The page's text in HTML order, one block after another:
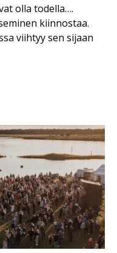
olla todella….
kiinnostaa.
viihtyy sen sijaan